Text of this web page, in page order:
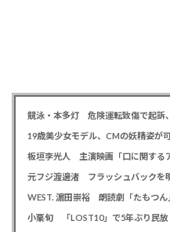
19歳美少女モデル、CMの妖精姿が